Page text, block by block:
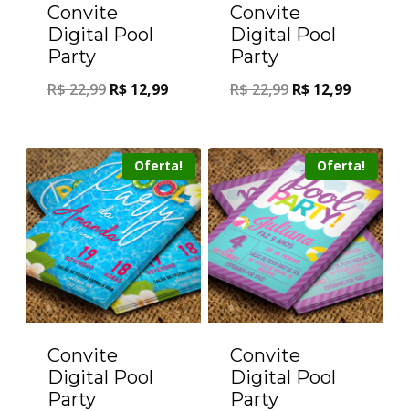
Convite
Digital Pool
Party
R$22,99 R$ 12,99
Convite
Digital Pool
Party
R$22,99 R$ 12,99
Oferta!
Convite
Digital Pool
Party
Oferta!
Convite
Digital Pool
Party